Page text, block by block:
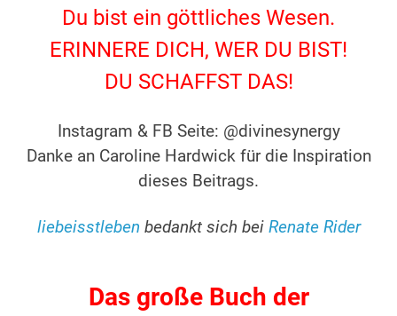
Du bist ein göttliches Wesen.
ERINNERE DICH, WER DU BIST!
DU SCHAFFST DAS!
Instagram & FB Seite: @divinesynergy
Danke an Caroline Hardwick für die Inspiration
dieses Beitrags.
liebeisstleben bedankt sich bei Renate Rider
Das große Buch der